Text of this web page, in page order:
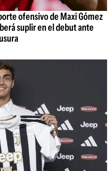
ofensivo de Maxi Gómez
suplir en el debut ante